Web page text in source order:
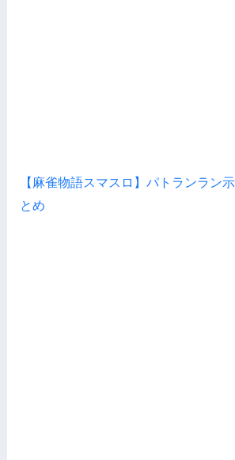
【麻雀物語スマスロ】パトランラン
とめ